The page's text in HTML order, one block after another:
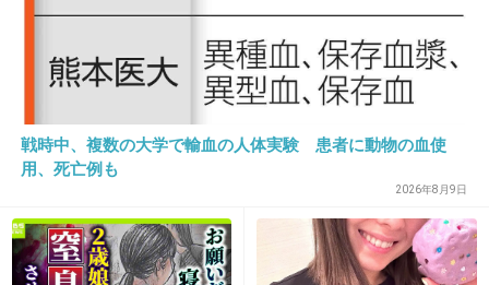
22. 匿名2014/03/26(水) 16:05:24
優しいおじさんは少年の性で遊びません
+139
おーのくん自分のことワシっていうの！？じじ
いｗ
戦時中、複数の大学で輸血の人体実験 患者に動物の血使
用、死亡例も
2026年8月9日